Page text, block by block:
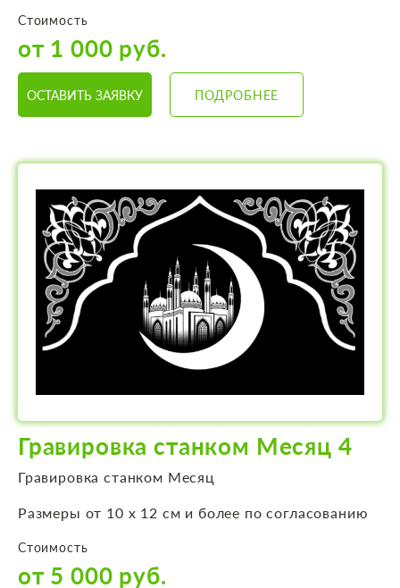
Стоимость
от 1 000 руб.
ОСТАВИТЬ ЗАЯВКУ ПОДРОБНЕЕ
Гравировка станком Месяц 4
Гравировка станком Месяц
Размеры от 10 х 12 см и более по согласованию
Стоимость
от 5 000 руб.